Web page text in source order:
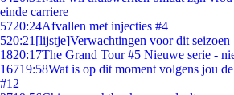
einde carriere
5720:24Afvallen met injecties #4
520:21 [lijstje]Verwachtingen voor dit seizoen
1820:17The Grand Tour #5 Nieuwe serie -
16719:58Wat is op dit moment volgens jou
#12